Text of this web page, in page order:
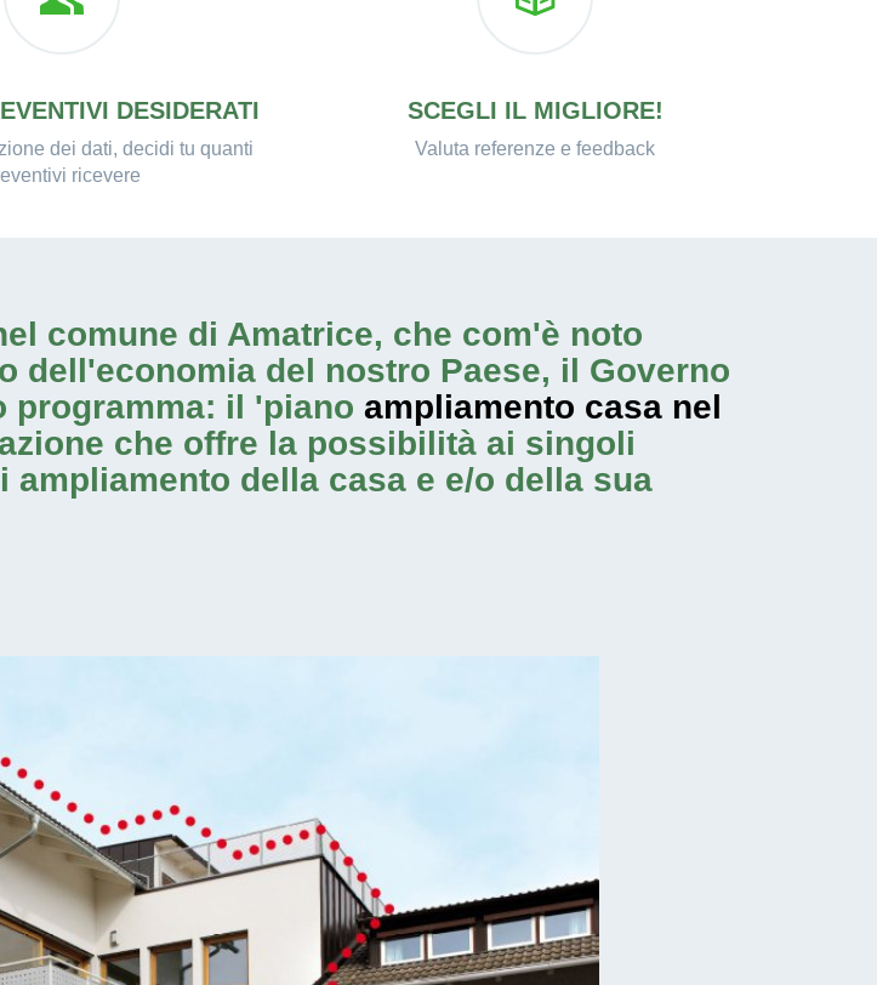
DESIDERATI
dei dati, decidi tu quanti
ricevere
SCEGLI IL MIGLIORE!
Valuta referenze e feedback
comune di Amatrice, che com'è noto
dell'economia del nostro Paese, il Governo
programma: il 'piano ampliamento casa nel
che offre la possibilità ai singoli
ampliamento della casa e e/o della sua